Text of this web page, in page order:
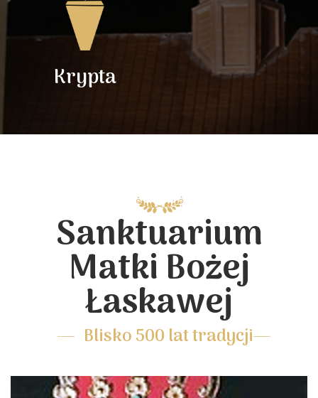
Krypta
Sanktuarium
Matki Bożej
Łaskawej
Blisko 500 lat tradycji